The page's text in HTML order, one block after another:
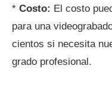
* Costo: El costo
para una
cientos si necesita
grado profesional.